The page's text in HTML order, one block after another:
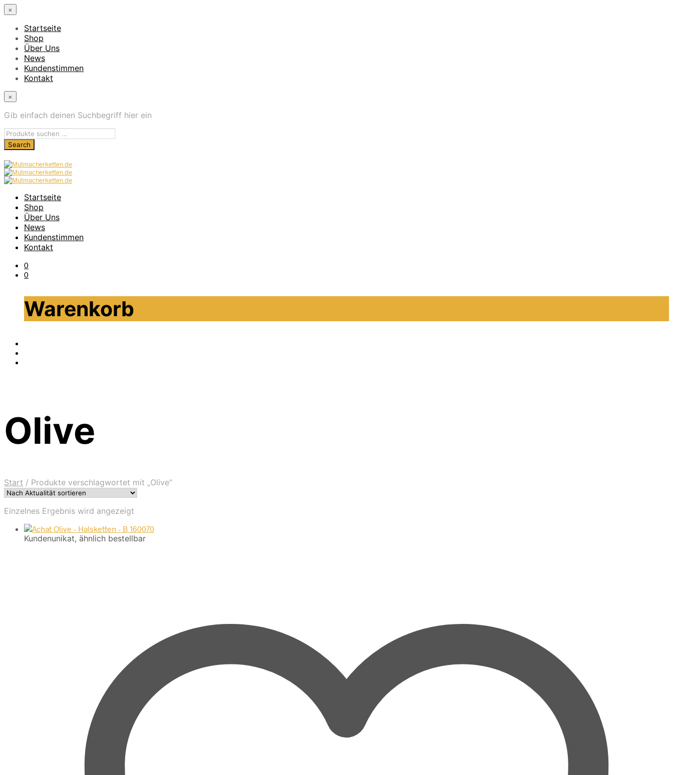
×
Startseite
Shop
Über Uns
News
Kundenstimmen
Kontakt
×
Gib einfach deinen Suchbegriff hier ein
Startseite
Shop
Über Uns
News
Kundenstimmen
Kontakt
0
0
Warenkorb
Olive
Start / Produkte verschlagwortet mit „Olive“
Einzelnes Ergebnis wird angezeigt
Kundenunikat, ähnlich bestellbar